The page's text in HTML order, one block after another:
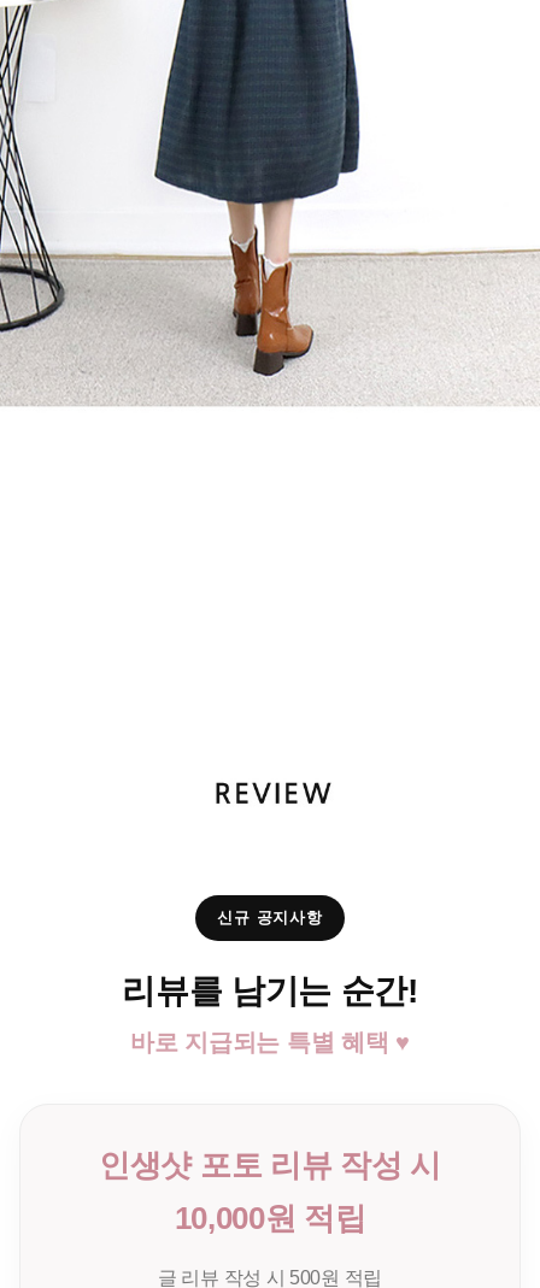
신규 공지사항
리뷰를 남기는 순간!
바로 지급되는 특별 혜택 ♥
인생샷 포토 리뷰 작성 시
10,000원 적립
글 리뷰 작성 시 500원 적립